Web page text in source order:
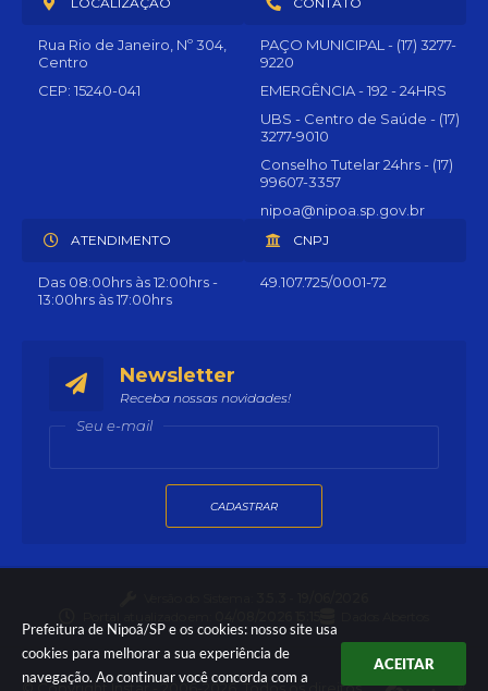
Prefeitura de Nipoã/SP e os cookies: nosso site usa
cookies para melhorar a sua experiência de
navegação. Ao continuar você concorda com a
ACEITAR
Rua Rio de Janeiro, Nº 304,
Centro
CEP: 15240-041
PAÇO MUNICIPAL - (17) 3277-
9220
EMERGÊNCIA - 192 - 24HRS
UBS - Centro de Saúde - (17)
3277-9010
Conselho Tutelar 24hrs - (17)
99607-3357
nipoa@nipoa.sp.gov.br
ATENDIMENTO
Das 08:00hrs às 12:00hrs -
13:00hrs às 17:00hrs
CNPJ
49.107.725/0001-72
Newsletter
Receba nossas novidades!
Seu e-mail
CADASTRAR